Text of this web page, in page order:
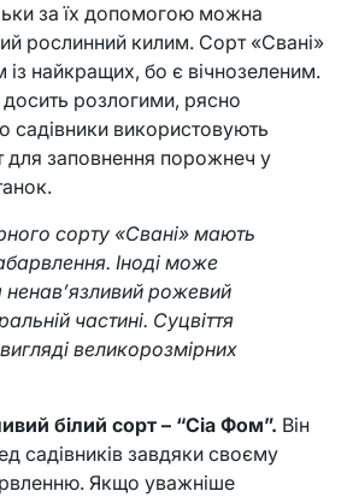
за їх допомогою можна
рослинний килим. Сорт «Свані»
найкращих, бо є вічнозеленим.
розлогими, рясно
садівники використовують
для заповнення порожнеч у
сорту «Свані» мають
Іноді може
ненав’язливий рожевий
частині. Суцвіття
великорозмірних
білий сорт – “Сіа Фом”. Він
садівників завдяки своєму
Якщо уважніше